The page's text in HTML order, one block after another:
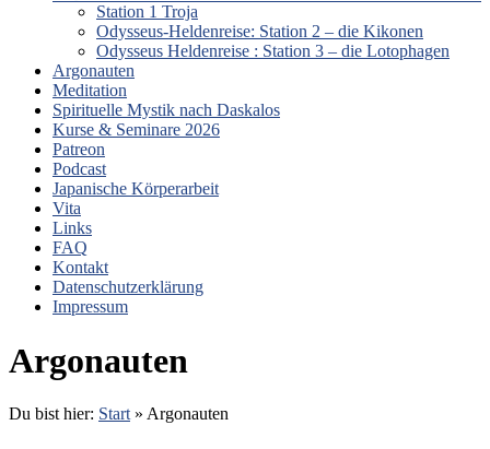
Station 1 Troja
Odysseus-Heldenreise: Station 2 – die Kikonen
Odysseus Heldenreise : Station 3 – die Lotophagen
Argonauten
Meditation
Spirituelle Mystik nach Daskalos
Kurse & Seminare 2026
Patreon
Podcast
Japanische Körperarbeit
Vita
Links
FAQ
Kontakt
Datenschutzerklärung
Impressum
Argonauten
Du bist hier: Start » Argonauten